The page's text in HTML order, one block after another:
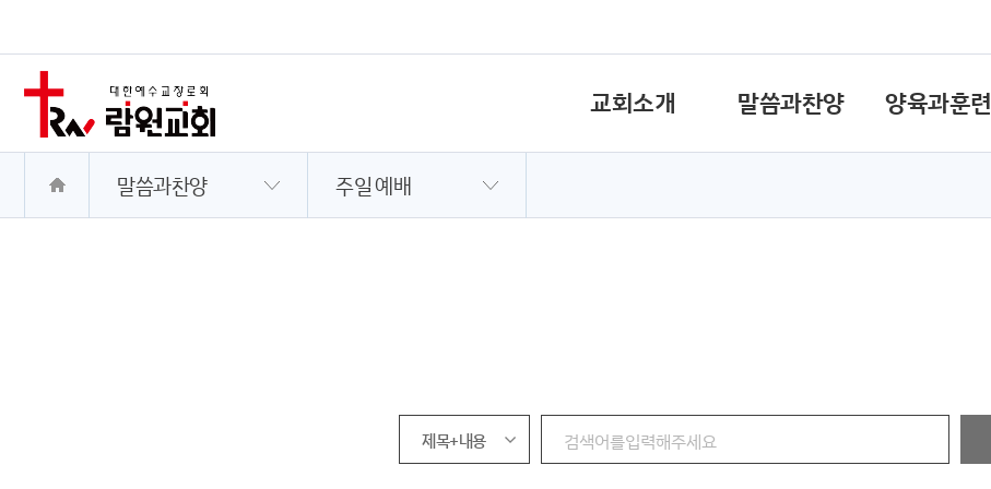
양육과훈련
말씀과찬양
교회소개
말씀과찬양 주일 예배
제목+내용